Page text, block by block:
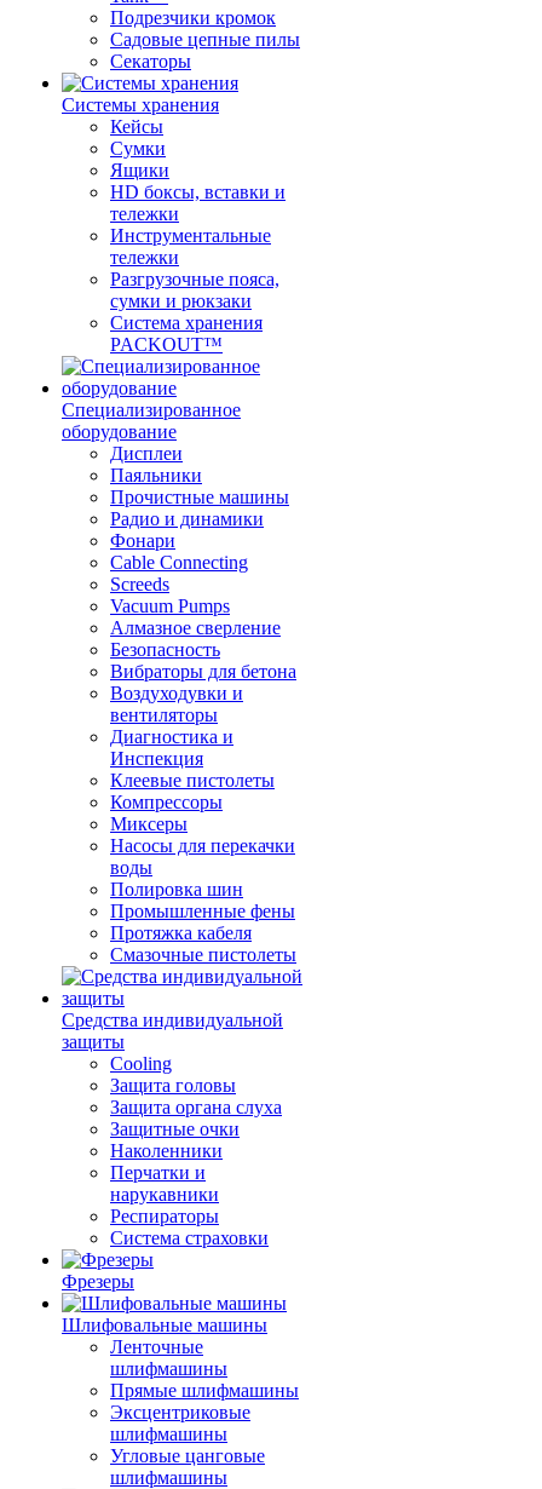
Подрезчики кромок
Садовые цепные пилы
Секаторы
Системы хранения
Кейсы
Сумки
Ящики
HD боксы, вставки и
тележки
Инструментальные
тележки
Разгрузочные пояса,
сумки и рюкзаки
Система хранения
PACKOUT™
Специализированное
оборудование
Дисплеи
Паяльники
Прочистные машины
Радио и динамики
Фонари
Cable Connecting
Screeds
Vacuum Pumps
Алмазное сверление
Безопасность
Вибраторы для бетона
Воздуходувки и
вентиляторы
Диагностика и
Инспекция
Клеевые пистолеты
Компрессоры
Миксеры
Насосы для перекачки
воды
Полировка шин
Промышленные фены
Протяжка кабеля
Смазочные пистолеты
Средства индивидуальной
защиты
Cooling
Защита головы
Защита органа слуха
Защитные очки
Наколенники
Перчатки и
нарукавники
Респираторы
Система страховки
Фрезеры
Шлифовальные машины
Ленточные
шлифмашины
Прямые шлифмашины
Эксцентриковые
шлифмашины
Угловые цанговые
шлифмашины